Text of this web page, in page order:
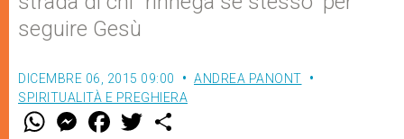
seguire Gesù
DICEMBRE 06, 2015 09:00
ANDREA PANONT
SPIRITUALITÀ E PREGHIERA
W M
e
F
a w